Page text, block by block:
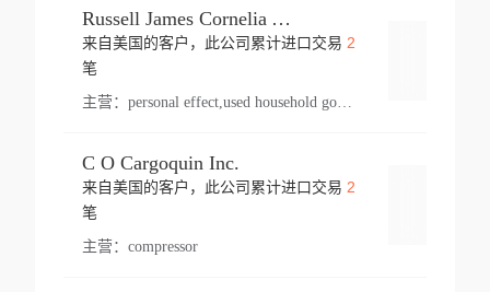
Russell James Cornelia Arlington Va
来自美国的客户，此公司累计进口交易 2
笔
主营： personal effect,used household goods
C O Cargoquin Inc.
来自美国的客户，此公司累计进口交易 2
笔
主营： compressor